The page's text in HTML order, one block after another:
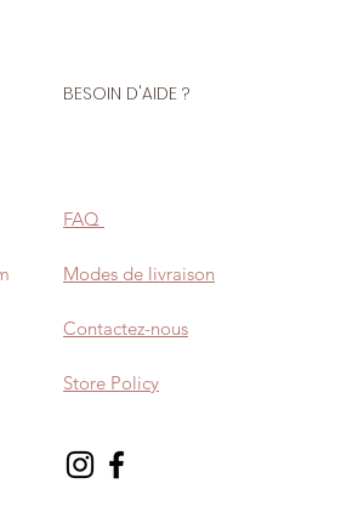
BESOIN D'AIDE ?
FAQ
Modes de livraison
Contactez-nous
Store Policy